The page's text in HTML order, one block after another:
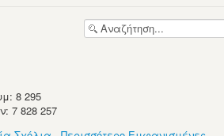
8 295
7 828 257